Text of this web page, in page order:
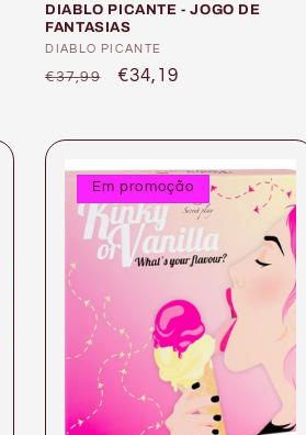
DIABLO PICANTE - JOGO DE
FANTASIAS
Fornecedor:
DIABLO PICANTE
Preço
€37,99
Preço
€34,19
Em promoção